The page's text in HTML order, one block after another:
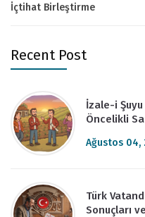
İçtihat Birleştirme
Recent Post
İzale-i
Öncelikli
Ağustos 04,
Türk
Sonuçları